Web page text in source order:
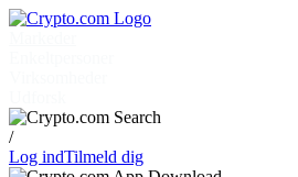
/
Log indTilmeld dig